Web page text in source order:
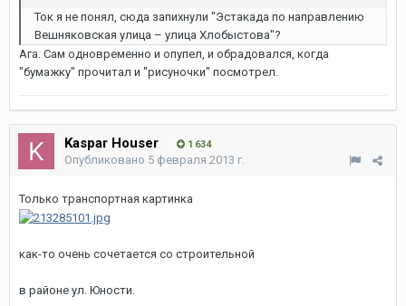
Ток я не понял, сюда запихнули "Эстакада по направлению
Вешняковская улица – улица Хлобыстова"?
Ага. Сам одновременно и опупел, и обрадовался, когда
"бумажку" прочитал и "рисуночки" посмотрел.
Kaspar Houser 1 634
Опубликовано 5 февраля 2013 г.
Только транспортная картинка
как-то очень сочетается со строительной
в районе ул. Юности.